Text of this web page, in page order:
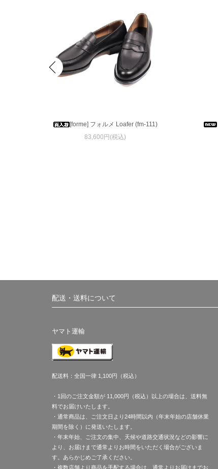
[forme] フォルメ Loafer (fm-111)
83,600円(税込)
配送・送料について
ヤマト運輸
配送料：全国一律 1,100円（税込）
・1回のご注文金額が 11,000円（税込）以上の場合は、送料無
料でお届けいたします。
・通常商品は、ご注文日より24時間以内（年末年始の店舗休業
期間を除く）に発送いたします。
・年末年始、ご注文の集中、天候や道路交通状況などの影響に
より、お届けまで通常よりお時間をいただく場合がございま
す。あらかじめご了承ください。
・複数店舗より商品を手配する場合は、通常よりお届けまでお